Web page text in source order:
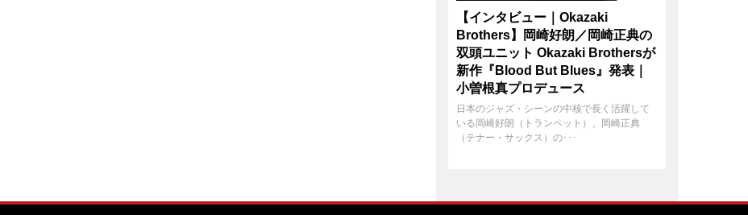
【インタビュー｜Okazaki
Brothers】岡崎好朗／岡崎正典の
双頭ユニット Okazaki Brothersが
新作『Blood But Blues』発表｜
小曽根真プロデュース
日本のジャズ・シーンの中核で長く活躍して
いる岡崎好朗（トランペット）、岡崎正典
（テナー・サックス）の･･･